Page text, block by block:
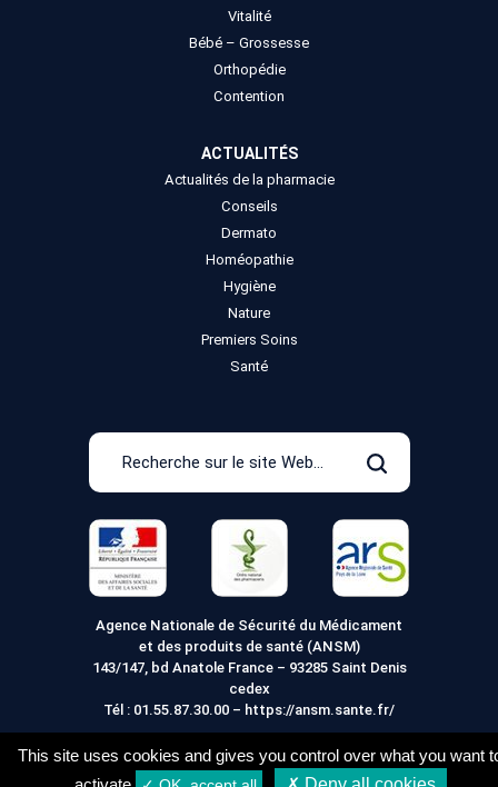
Vitalité
Bébé – Grossesse
Orthopédie
Contention
ACTUALITÉS
Actualités de la pharmacie
Conseils
Dermato
Homéopathie
Hygiène
Nature
Premiers Soins
Santé
Recherche
le
site
Web
Rechercher
Agence Nationale de Sécurité du Médicament
et des produits de santé (ANSM)
143/147, bd Anatole France – 93285 Saint Denis
cedex
Tél : 01.55.87.30.00 – https://ansm.sante.fr/
This site uses cookies and gives you control over what you want